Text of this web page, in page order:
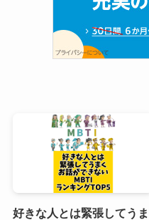
好きな人とは緊張してうま